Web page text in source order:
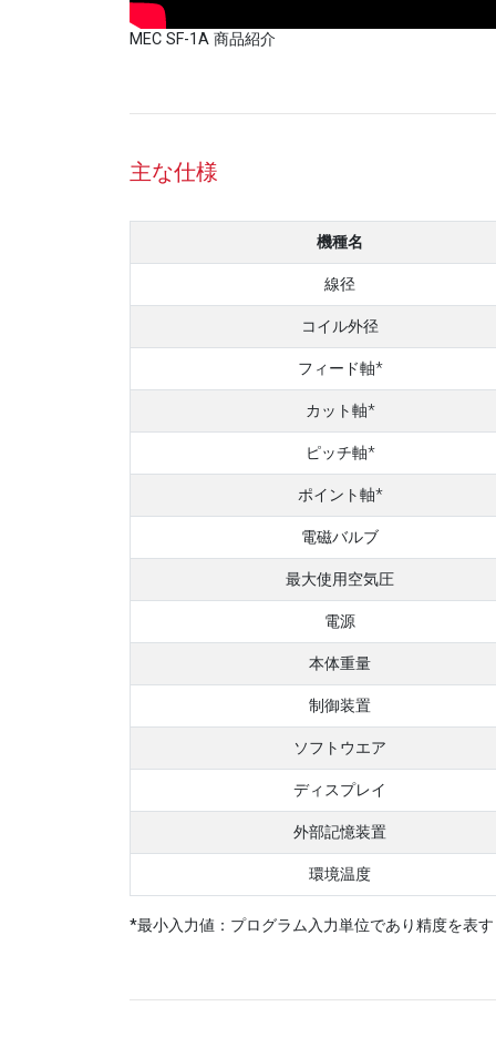
MEC SF-1A 商品紹介
主な仕様
機種名
線径
コイル外径
フィード軸*
カット軸*
ピッチ軸*
ポイント軸*
電磁バルブ
最大使用空気圧
電源
本体重量
制御装置
ソフトウエア
ディスプレイ
外部記憶装置
環境温度
*最小入力値：プログラム入力単位であり精度を表